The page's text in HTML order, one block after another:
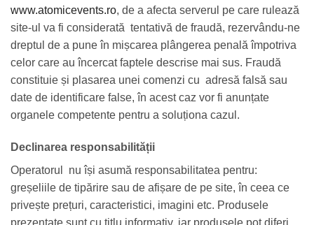
www.atomicevents.ro, de a afecta serverul pe care rulează
site-ul va fi considerată tentativă de fraudă, rezervându-ne
dreptul de a pune în mișcarea plângerea penală împotriva
celor care au încercat faptele descrise mai sus. Fraudă
constituie și plasarea unei comenzi cu adresă falsă sau
date de identificare false, în acest caz vor fi anunțate
organele competente pentru a soluționa cazul.
Declinarea responsabilității
Operatorul nu își asumă responsabilitatea pentru:
greșeliile de tipărire sau de afișare de pe site, în ceea ce
privește prețuri, caracteristici, imagini etc. Produsele